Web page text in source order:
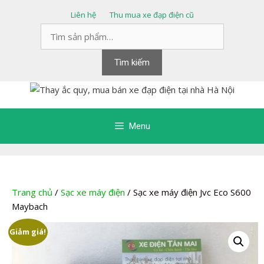
Liên hệ
Thu mua xe đạp điện cũ
kiếm:
Tìm kiếm
Menu
Trang chủ / Sạc xe máy điện / Sạc xe máy điện Jvc Eco S600
Maybach
Giảm giá!